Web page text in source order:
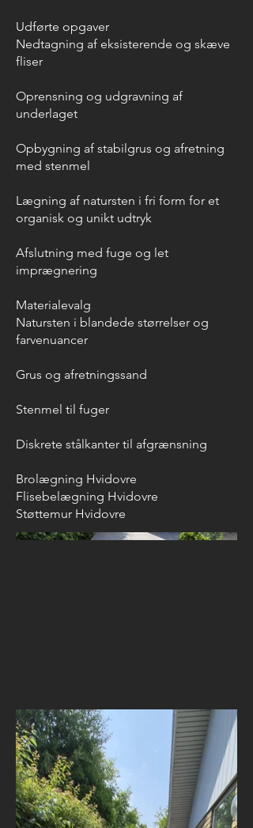
Udførte opgaver
Nedtagning af eksisterende og skæve
fliser
Oprensning og udgravning af
underlaget
Opbygning af stabilgrus og afretning
med stenmel
Lægning af natursten i fri form for et
organisk og unikt udtryk
Afslutning med fuge og let
imprægnering
Materialevalg
Natursten i blandede størrelser og
farvenuancer
Grus og afretningssand
Stenmel til fuger
Diskrete stålkanter til afgrænsning
Brolægning Hvidovre
Flisebelægning Hvidovre
Støttemur Hvidovre